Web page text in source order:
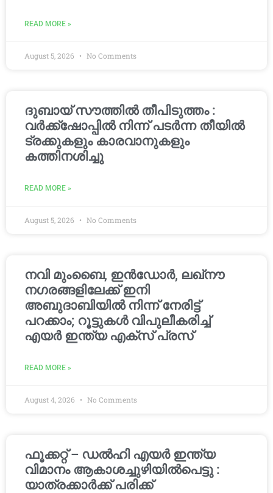
READ MORE »
August 5, 2026 No Comments
ദുബായ് സൗത്തിൽ തീപിടുത്തം :
വർക്ക്‌ഷോപ്പിൽ നിന്ന് പടർന്ന തീയിൽ
ട്രക്കുകളും കാരവാനുകളും
കത്തിനശിച്ചു
READ MORE »
August 5, 2026 No Comments
നവി മുംബൈ, ഇൻഡോർ, ലഖ്നൗ
നഗരങ്ങളിലേക്ക് ഇനി
അബുദാബിയിൽ നിന്ന് നേരിട്ട്
പറക്കാം; റൂട്ടുകൾ വിപുലീകരിച്ച്
എയർ ഇന്ത്യ എക്സ് പ്രസ്
READ MORE »
August 4, 2026 No Comments
ഫൂക്കറ്റ് – ഡൽഹി എയര്‍ ഇന്ത്യ
വിമാനം ആകാശച്ചുഴിയില്‍പെട്ടു :
യാത്രക്കാര്‍ക്ക് പരിക്ക്